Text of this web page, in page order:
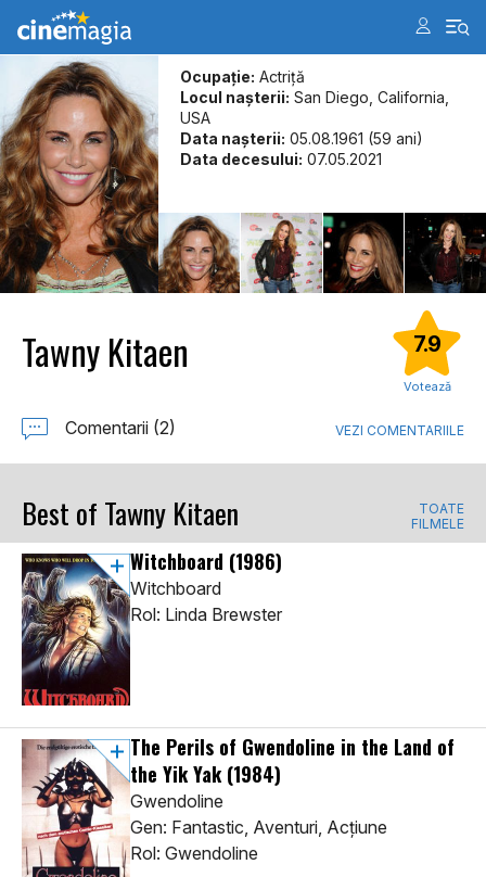
Ocupație: Actriţă
Locul naşterii: San Diego, California,
USA
Data naşterii: 05.08.1961 (59 ani)
Data decesului: 07.05.2021
Tawny Kitaen 7.9
Votează
Comentarii (2) VEZI COMENTARIILE
Best of Tawny Kitaen
TOATE
FILMELE
Witchboard (1986)
Witchboard
Rol: Linda Brewster
The Perils of Gwendoline in the Land of
the Yik Yak (1984)
Gwendoline
Gen: Fantastic, Aventuri, Acţiune
Rol: Gwendoline